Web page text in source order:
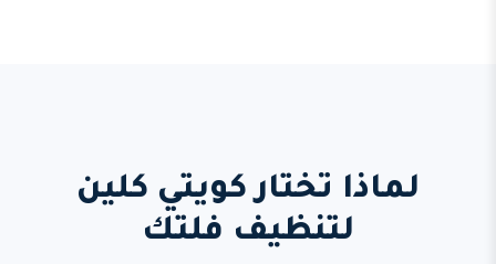
لماذا تختار كويتي كلين
لتنظيف فلتك